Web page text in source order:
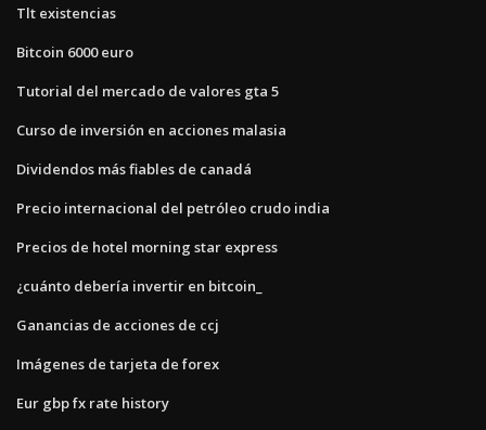
Tlt existencias
Bitcoin 6000 euro
Tutorial del mercado de valores gta 5
Curso de inversión en acciones malasia
Dividendos más fiables de canadá
Precio internacional del petróleo crudo india
Precios de hotel morning star express
¿cuánto debería invertir en bitcoin_
Ganancias de acciones de ccj
Imágenes de tarjeta de forex
Eur gbp fx rate history